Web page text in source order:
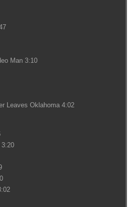
Man 3:10
Leaves Oklahoma 4:02
3:20